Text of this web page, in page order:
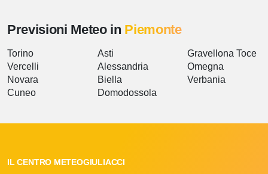
Previsioni Meteo in Piemonte
Torino
Vercelli
Novara
Cuneo
Asti
Alessandria
Biella
Domodossola
Gravellona Toce
Omegna
Verbania
IL CENTRO METEOGIULIACCI